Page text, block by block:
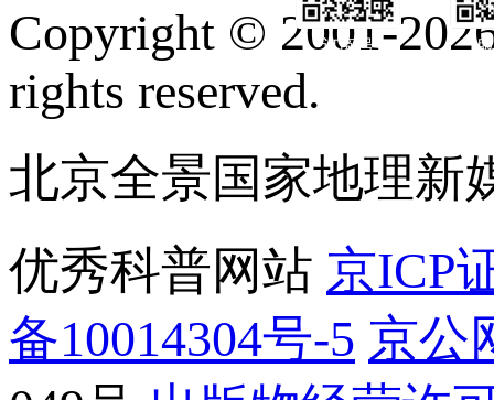
订阅号
Copyright © 2001-
rights reserved.
北京全景国家地理新
优秀科普网站 京ICP
备10014304号-5 京公